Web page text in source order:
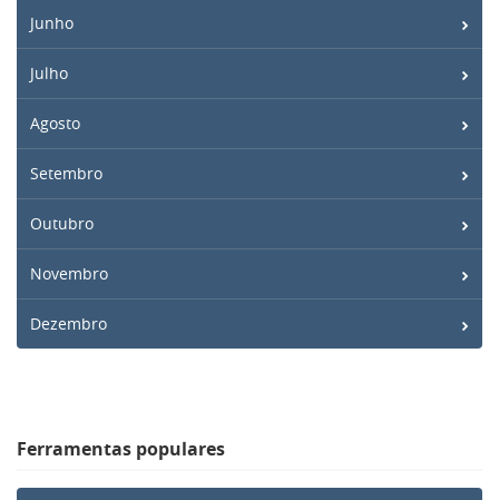
Junho
Julho
Agosto
Setembro
Outubro
Novembro
Dezembro
Ferramentas populares